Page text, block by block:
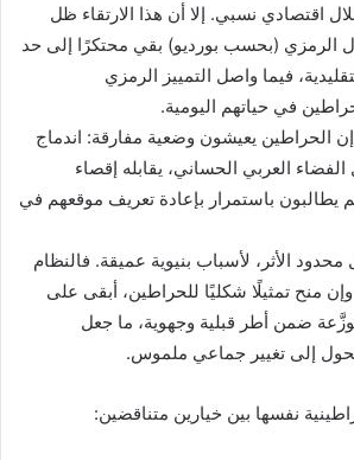
اقتصادي نسبي. إلا أن هذا الارتقاء ظل
الرمزي (بحسب بورديو) بقي محتكرًا إلى حد
فيما واصل التمييز الرمزي
في حياتهم اليومية.
إن الحراطين يعيشون وضعية مفارقة: اندماج
العربي الحساني، يقابله إقصاء
يطالبون باستمرار بإعادة تعريف موقعهم في
الأثر، لأسباب بنيوية عميقة. فالنظام
منح تمثيلًا شكليًا للحراطين، أبقى على
ضمن أطر قبلية وجهوية، ما جعل
إلى تغيير جماعي ملموس.
نفسها بين خيارين متناقضين: